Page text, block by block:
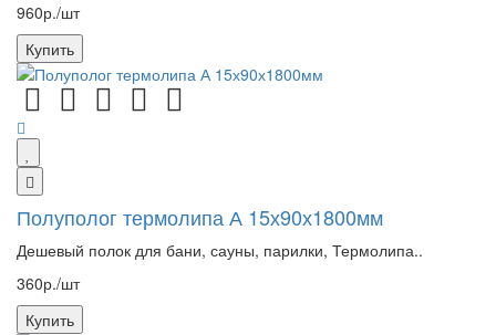
960р./шт
Купить
Полуполог термолипа А 15х90х1800мм
Дешевый полок для бани, сауны, парилки, Термолипа..
360р./шт
Купить